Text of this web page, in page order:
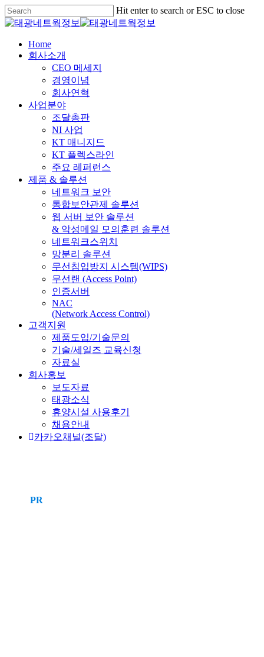
Skip
to
main
content
Hit enter to search or ESC to close
Close
Menu
Home
회사소개
CEO 메세지
경영이념
회사연혁
사업분야
조달총판
NI 사업
KT 매니지드
KT 플렉스라인
주요 레퍼런스
제품 & 솔루션
네트워크 보안
통합보안관제 솔루션
웹 서버 보안 솔루션
& 악성메일 모의훈련 솔루션
네트워크스위치
망분리 솔루션
무선침입방지 시스템(WIPS)
무선랜 (Access Point)
인증서버
NAC
(Network Access Control)
고객지원
제품도입/기술문의
기술/세일즈 교육신청
자료실
회사홍보
보도자료
태광소식
휴양시설 사용후기
채용안내
카카오채널(조달)
PR